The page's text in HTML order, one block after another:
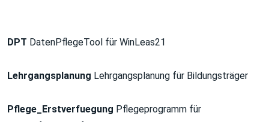
DPT DatenPflegeTool für WinLeas21
Lehrgangsplanung Lehrgangsplanung für Bildungsträger
Pflege_Erstverfuegung Pflegeprogramm für